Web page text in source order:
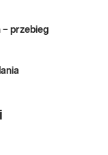
– przebieg